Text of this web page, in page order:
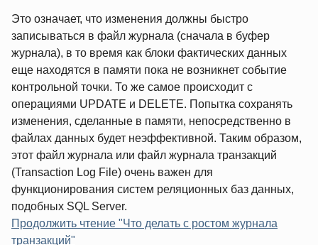
Это означает, что изменения должны быстро
записываться в файл журнала (сначала в буфер
журнала), в то время как блоки фактических данных
еще находятся в памяти пока не возникнет событие
контрольной точки. То же самое происходит с
операциями UPDATE и DELETE. Попытка сохранять
изменения, сделанные в памяти, непосредственно в
файлах данных будет неэффективной. Таким образом,
этот файл журнала или файл журнала транзакций
(Transaction Log File) очень важен для
функционирования систем реляционных баз данных,
подобных SQL Server.
Продолжить чтение "Что делать с ростом журнала
транзакций"